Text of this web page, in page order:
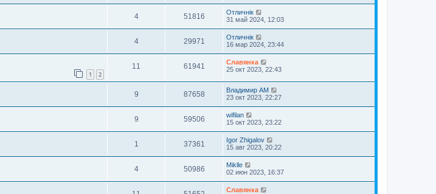
4 51816
Отличнiк
31 май 2024, 12:03
4 29971
Отличнiк
16 мар 2024, 23:44
1 2
11 61941
Славянка
25 окт 2023, 22:43
9 87658
Владимир АМ
23 окт 2023, 22:27
9 59506
wifilan
15 окт 2023, 23:22
1 37361
Igor Zhigalov
15 авг 2023, 20:22
4 50986
Miklle
02 июн 2023, 16:37
Славянка